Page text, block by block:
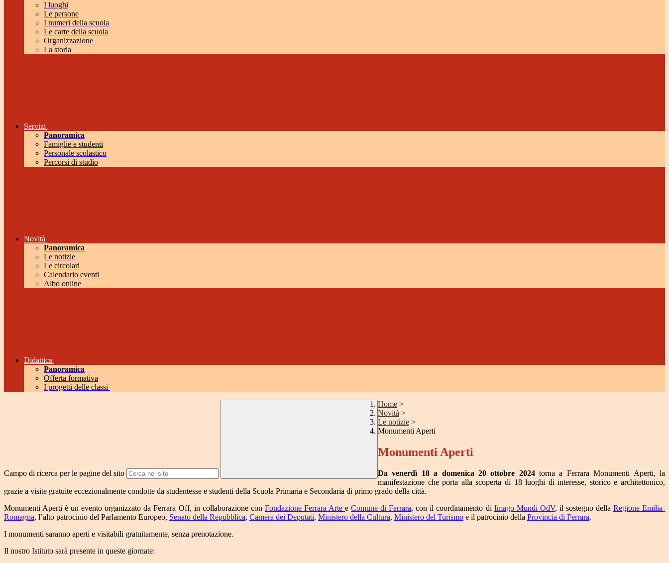
I luoghi
Le persone
I numeri della scuola
Le carte della scuola
Organizzazione
La storia
Servizi
Panoramica
Famiglie e studenti
Personale scolastico
Percorsi di studio
Novità
Panoramica
Le notizie
Le circolari
Calendario eventi
Albo online
Didattica
Panoramica
Offerta formativa
I progetti delle classi
Campo di ricerca per le pagine del sito
Home >
Novità >
Le notizie >
Monumenti Aperti
Monumenti Aperti
Da venerdì 18 a domenica 20 ottobre 2024torna a Ferrara Monumenti Aperti, la
manifestazione che porta alla scoperta di 18 luoghi di interesse, storico e architettonico,
grazie a visite gratuite eccezionalmente condotte da studentesse e studenti della Scuola Primaria e Secondaria di primo grado della città.
Monumenti Aperti è un evento organizzato da Ferrara Off, in collaborazione con Fondazione Ferrara Arte e Comune di Ferrara, con il coordinamento di Imago Mundi OdV, il sostegno della Regione Emilia-
Romagna, l’alto patrocinio del Parlamento Europeo, Senato della Repubblica, Camera dei Deputati, Ministero della Cultura, Ministero del Turismo e il patrocinio della Provincia di Ferrara.
I monumenti saranno aperti e visitabili gratuitamente, senza prenotazione.
Il nostro Istituto sarà presente in queste giornate: